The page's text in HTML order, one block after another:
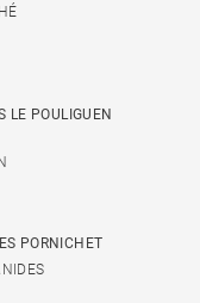
LE POULIGUEN
PORNICHET